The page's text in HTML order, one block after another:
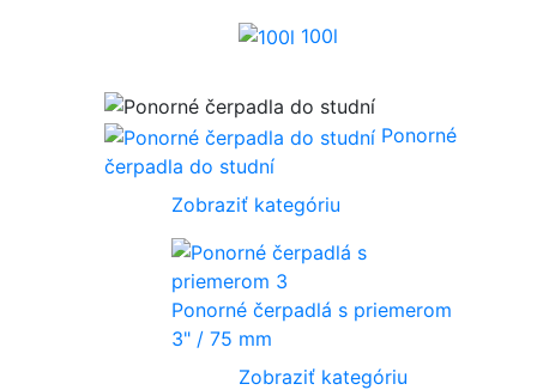
100l
Ponorné
čerpadla do studní
Zobraziť kategóriu
Ponorné čerpadlá s priemerom
3" / 75 mm
Zobraziť kategóriu